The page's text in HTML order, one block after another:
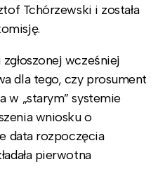
Tchórzewski i została
wcześniej
dla tego, czy prosument
w „starym” systemie
wniosku o
data rozpoczęcia
pierwotna